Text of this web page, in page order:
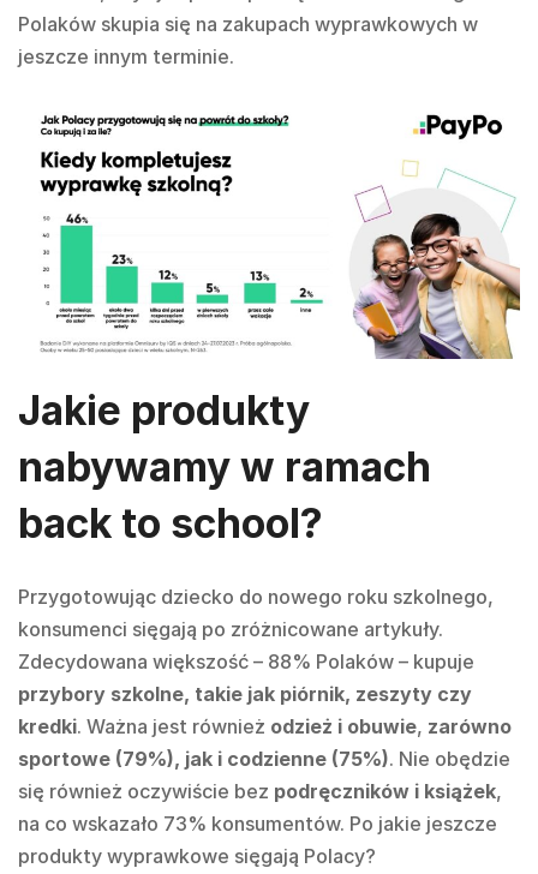
Polaków skupia się na zakupach wyprawkowych w
jeszcze innym terminie.
Jakie produkty
nabywamy w ramach
back to school?
Przygotowując dziecko do nowego roku szkolnego,
konsumenci sięgają po zróżnicowane artykuły.
Zdecydowana większość – 88% Polaków – kupuje
przybory szkolne, takie jak piórnik, zeszyty czy
kredki. Ważna jest również odzież i obuwie, zarówno
sportowe (79%), jak i codzienne (75%). Nie obędzie
się również oczywiście bez podręczników i książek,
na co wskazało 73% konsumentów. Po jakie jeszcze
produkty wyprawkowe sięgają Polacy?